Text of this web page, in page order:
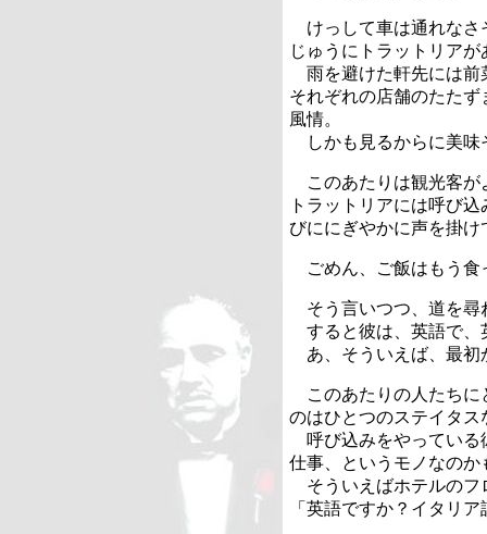
けっして車は通れなさ
じゅうにトラットリアが
雨を避けた軒先には前
それぞれの店舗のたた
風情。
しかも見るからに美味
このあたりは観光客が
トラットリアには呼び
びににぎやかに声を掛け
ごめん、ご飯はもう食
そう言いつつ、道を尋
すると彼は、英語で、
あ、そういえば、最初
このあたりの人たちに
のはひとつのステイタス
呼び込みをやっている
仕事、というモノなのか
そういえばホテルのフ
「英語ですか？イタリ